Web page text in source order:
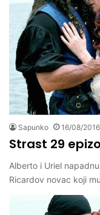
Sapunko 16/08/2016
Strast 29
Alberto i Uriel
Ricardov novac koji